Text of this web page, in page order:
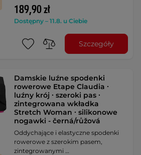
189,90 zł
Dostępny – 11.8. u Ciebie
Szczegóły
Damskie luźne spodenki
rowerowe Etape Claudia ∙
luźny krój ∙ szeroki pas ∙
zintegrowana wkładka
Stretch Woman ∙ silikonowe
nogawki - černá/růžová
Oddychające i elastyczne spodenki
rowerowe z szerokim pasem,
zintegrowanymi …